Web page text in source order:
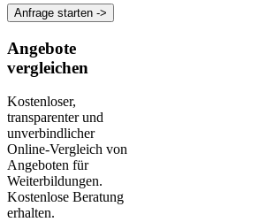
Anfrage starten ->
Angebote
vergleichen
Kostenloser,
transparenter und
unverbindlicher
Online-Vergleich von
Angeboten für
Weiterbildungen.
Kostenlose Beratung
erhalten.